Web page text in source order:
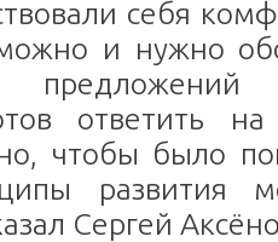
себя
и нужно
ответить
чтобы было
развития
Сергей